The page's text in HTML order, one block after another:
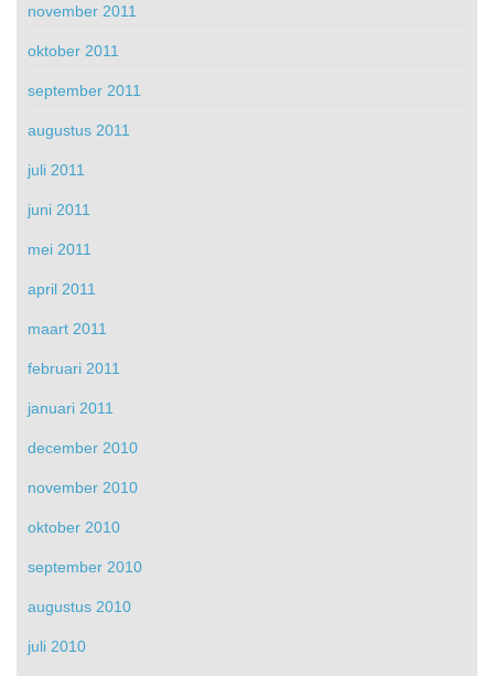
november 2011
oktober 2011
september 2011
augustus 2011
juli 2011
juni 2011
mei 2011
april 2011
maart 2011
februari 2011
januari 2011
december 2010
november 2010
oktober 2010
september 2010
augustus 2010
juli 2010